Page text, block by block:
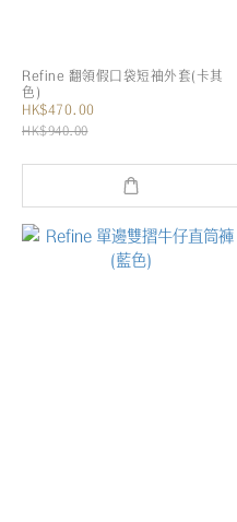
Refine 翻領假口袋短袖外套(卡其
色)
HK$470.00
HK$940.00